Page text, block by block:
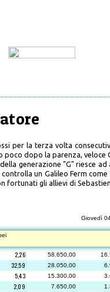
per la terza volta
dopo la parenza, veloce
generazione "G" riesce
un Galileo Ferm
fortunati gli allievi di
Giovedì
2,26 58.650,00
32,59 28.050,00
5,43 15.300,00
2,09 7.650,00